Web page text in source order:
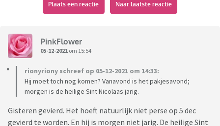
Plaats een reactie Naar laatste reactie
PinkFlower
05-12-2021 om 15:54
rionyriony schreef op 05-12-2021 om 14:33:
Hij moet toch nog komen? Vanavond is het pakjesavond;
morgen is de heilige Sint Nicolaas jarig.
Gisteren gevierd. Het hoeft natuurlijk niet perse op 5 dec
gevierd te worden. En hij is morgen niet jarig. De heilige Sint